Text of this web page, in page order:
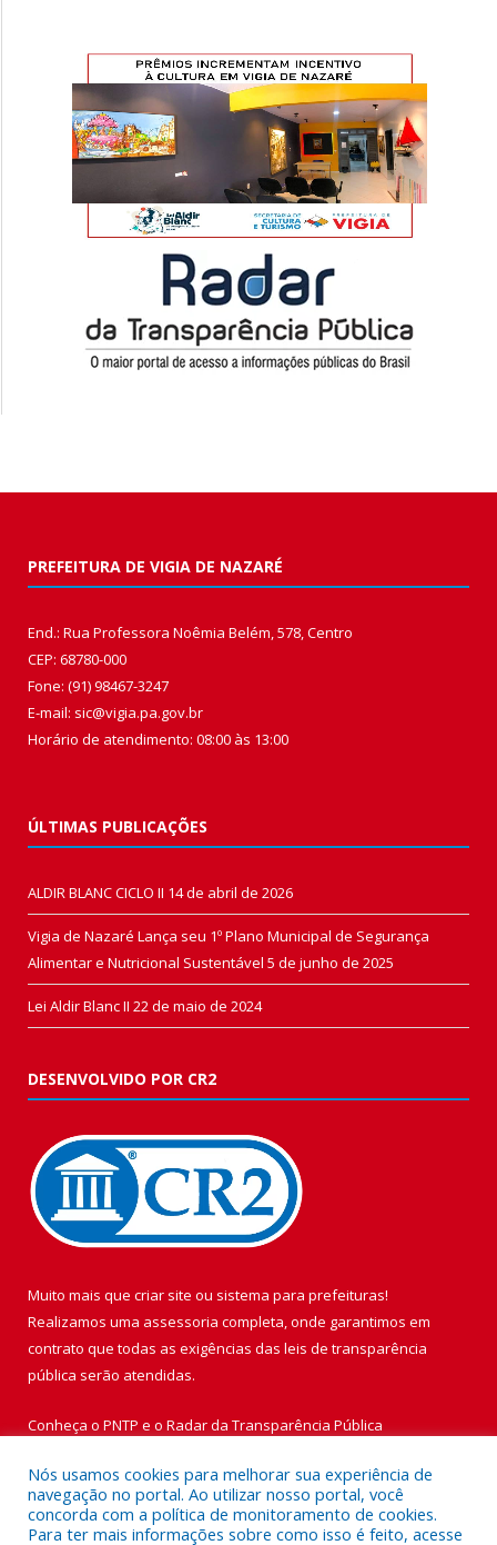
PREFEITURA DE VIGIA DE NAZARÉ
End.: Rua Professora Noêmia Belém, 578, Centro
CEP: 68780-000
Fone: (91) 98467-3247
E-mail: sic@vigia.pa.gov.br
Horário de atendimento: 08:00 às 13:00
ÚLTIMAS PUBLICAÇÕES
ALDIR BLANC CICLO II 14 de abril de 2026
Vigia de Nazaré Lança seu 1º Plano Municipal de Segurança
Alimentar e Nutricional Sustentável 5 de junho de 2025
Lei Aldir Blanc II 22 de maio de 2024
DESENVOLVIDO POR CR2
Muito mais que criar site ou sistema para prefeituras!
Realizamos uma assessoria completa, onde garantimos em
contrato que todas as exigências das leis de transparência
pública serão atendidas.
Conheça o PNTP e o Radar da Transparência Pública
Nós usamos cookies para melhorar sua experiência de
navegação no portal. Ao utilizar nosso portal, você
concorda com a política de monitoramento de cookies.
Para ter mais informações sobre como isso é feito, acesse